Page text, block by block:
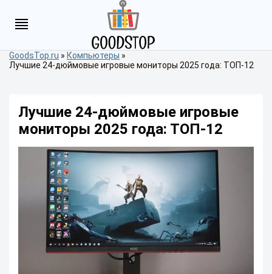
GoodsTop.ru » Компьютеры »
Лучшие 24-дюймовые игровые мониторы 2025 года: ТОП-12
Лучшие 24-дюймовые игровые
мониторы 2025 года: ТОП-12